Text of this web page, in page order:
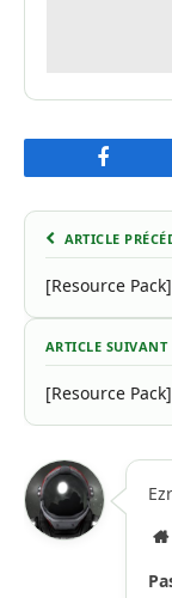
ARTICLE
[Resource
ARTICLE SUIVANT
[Resource